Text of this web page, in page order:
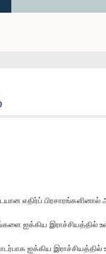
எதிர்ப்
ஐக்கிய
ஐக்கிய